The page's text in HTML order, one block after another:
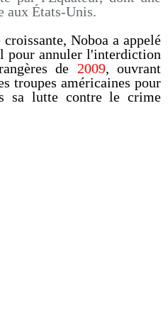
aux États-Unis.
Noboa a appelé
pour annuler l'interdiction
de 2009, ouvrant
troupes américaines pour
sa lutte contre le crime